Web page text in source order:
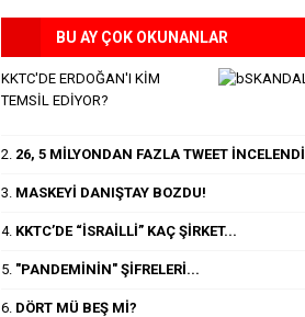
BU AY ÇOK OKUNANLAR
KKTC'DE ERDOĞAN'I KİM
TEMSİL EDİYOR?
2. 26, 5 MİLYONDAN FAZLA TWEET İNCELENDİ
3. MASKEYİ DANIŞTAY BOZDU!
4. KKTC’DE “İSRAİLLİ” KAÇ ŞİRKET...
5. "PANDEMİNİN" ŞİFRELERİ...
6. DÖRT MÜ BEŞ Mİ?